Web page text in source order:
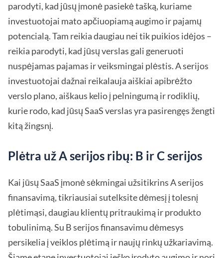
parodyti, kad jūsų įmonė pasiekė tašką, kuriame
investuotojai mato apčiuopiamą augimo ir pajamų
potencialą. Tam reikia daugiau nei tik puikios idėjos –
reikia parodyti, kad jūsų verslas gali generuoti
nuspėjamas pajamas ir veiksmingai plėstis. A serijos
investuotojai dažnai reikalauja aiškiai apibrėžto
verslo plano, aiškaus kelio į pelningumą ir rodiklių,
kurie rodo, kad jūsų SaaS verslas yra pasirengęs žengti
kitą žingsnį.
Plėtra už A serijos ribų: B ir C serijos
Kai jūsų SaaS įmonė sėkmingai užsitikrins A serijos
finansavimą, tikriausiai sutelksite dėmesį į tolesnį
plėtimąsi, daugiau klientų pritraukimą ir produkto
tobulinimą. Su B serijos finansavimu dėmesys
persikelia į veiklos plėtimą ir naujų rinkų užkariavimą.